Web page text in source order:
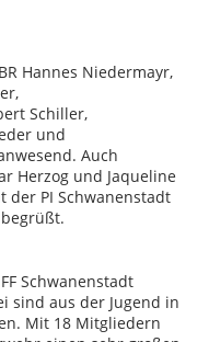
Hannes Niedermayr,
Schiller,
und
Auch
Herzog und Jaqueline
der PI Schwanenstadt
Schwanenstadt
sind aus der Jugend in
Mit 18 Mitgliedern